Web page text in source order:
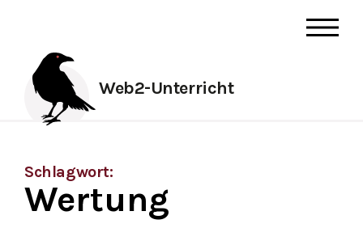
Web2-Unterricht
Schlagwort:
Wertung